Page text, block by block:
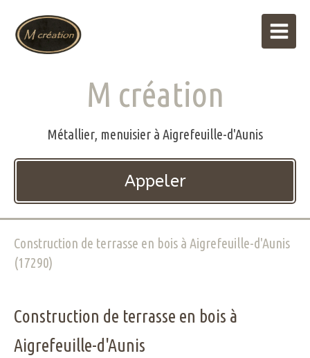
M création
Métallier, menuisier à Aigrefeuille-d'Aunis
Appeler
Construction de terrasse en bois à Aigrefeuille-d'Aunis
(17290)
Construction de terrasse en bois à
Aigrefeuille-d'Aunis